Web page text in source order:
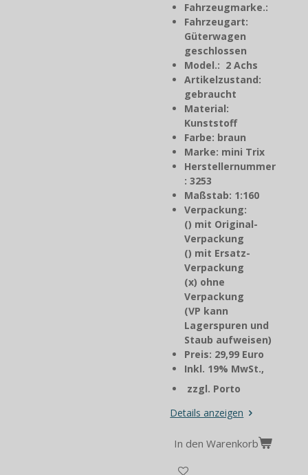
Fahrzeugmarke.:
Fahrzeugart:
Güterwagen
geschlossen
Model.: 2 Achs
Artikelzustand:
gebraucht
Material:
Kunststoff
Farbe: braun
Marke: mini Trix
Herstellernummer
: 3253
Maßstab: 1:160
Verpackung:
() mit Original-
Verpackung
() mit Ersatz-
Verpackung
(x) ohne
Verpackung
(VP kann
Lagerspuren und
Staub aufweisen)
Preis: 29,99 Euro
Inkl. 19% MwSt.,
zzgl. Porto
Details anzeigen
In den Warenkorb